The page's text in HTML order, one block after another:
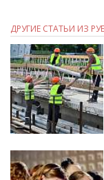
ДРУГИЕ СТАТЬИ ИЗ